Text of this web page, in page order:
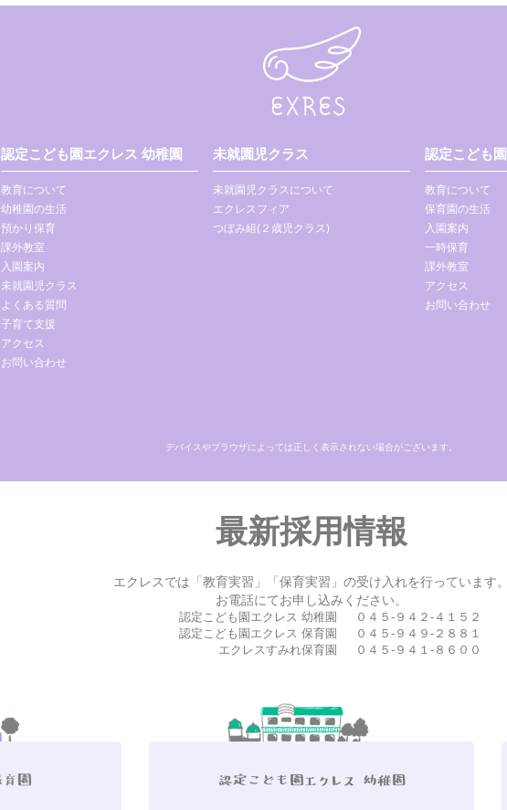
認定こども園エクレス 幼稚園
教育について
幼稚園の生活
預かり保育
課外教室
入園案内
未就園児クラス
よくある質問
子育て支援
アクセス
お問い合わせ
未就園児クラス
未就園児クラスについて
エクレスフィア
つぼみ組(２歳児クラス)
認定こども
教育について
保育園の生活
入園案内
一時保育
課外教室
アクセス
お問い合わせ
デバイスやブラウザによっては正しく表示されない場合がございます。
最新採用情報
エクレスでは「教育実習」「保育実習」の受け入れを行っています。
お電話にてお申し込みください。
認定こども園エクレス 幼稚園
０４５-９４２-４１５２
認定こども園エクレス 保育園
０４５-９４９-２８８１
エクレスすみれ保育園
０４５-９４１-８６００